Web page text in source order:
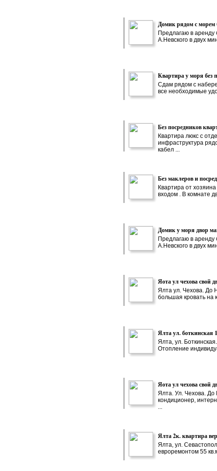
Домик рядом с морем
Предлагаю в аренду
А.Невского в двух
Квартира у моря без
Сдам рядом с
все необходимые
Без посредников
Квартира люкс с
инфраструктура
кабел ...
Без маклеров и
Квартира от
входом . В комнате
Домик у моря двор
Предлагаю в аренду
А.Невского в двух
Яота ул чехова свой
Ялта ул. Чехова. До
большая кровать на
Ялта ул. боткинская
Ялта, ул.
Отопление
Яота ул чехова свой
Ялта. Ул. Чехова. До
кондиционер,
...
Ялта 2к. квартира
Ялта, ул.
евроремонтом 55